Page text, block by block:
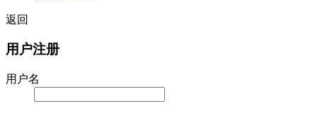
返回
用户注册
用户名